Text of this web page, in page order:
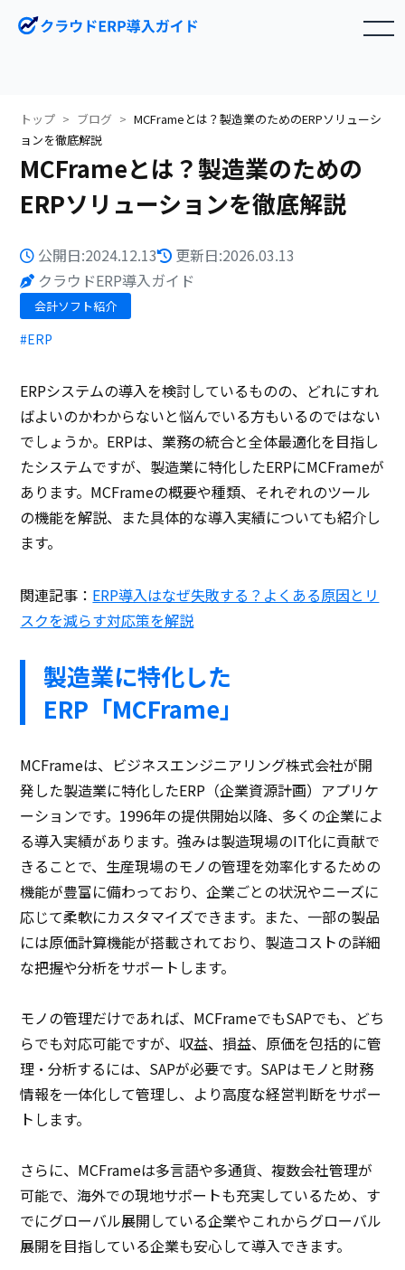
toggle navigation
トップ ブログ
MCFrameとは？製造業のためのERPソリューシ
ョンを徹底解説
MCFrameとは？製造業のための
ERPソリューションを徹底解説
会計ソフト紹介
公開日:2024.12.13
更新日:2026.03.13
クラウドERP導入ガイド
#ERP
ERPシステムの導入を検討しているものの、どれにすれ
ばよいのかわからないと悩んでいる方もいるのではない
でしょうか。ERPは、業務の統合と全体最適化を目指し
たシステムですが、製造業に特化したERPにMCFrameが
あります。MCFrameの概要や種類、それぞれのツール
の機能を解説、また具体的な導入実績についても紹介し
ます。
関連記事： ERP導入はなぜ失敗する？よくある原因とリ
スクを減らす対応策を解説
製造業に特化した
ERP「MCFrame」
MCFrameは、ビジネスエンジニアリング株式会社が開
発した製造業に特化したERP（企業資源計画）アプリケ
ーションです。1996年の提供開始以降、多くの企業によ
る導入実績があります。強みは製造現場のIT化に貢献で
きることで、生産現場のモノの管理を効率化するための
機能が豊富に備わっており、企業ごとの状況やニーズに
応じて柔軟にカスタマイズできます。また、一部の製品
には原価計算機能が搭載されており、製造コストの詳細
な把握や分析をサポートします。
モノの管理だけであれば、MCFrameでもSAPでも、どち
らでも対応可能ですが、収益、損益、原価を包括的に管
理・分析するには、SAPが必要です。SAPはモノと財務
情報を一体化して管理し、より高度な経営判断をサポー
トします。
さらに、MCFrameは多言語や多通貨、複数会社管理が
可能で、海外での現地サポートも充実しているため、す
でにグローバル展開している企業やこれからグローバル
展開を目指している企業も安心して導入できます。